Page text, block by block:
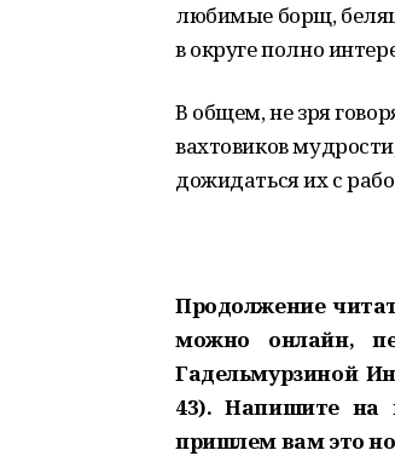
любимые борщ,
в округе полно
В общем, не зря
вахтовиков
дожидаться их с
Продолжение
можно онлайн,
Гадельмурзиной
43). Напишите на
пришлем вам это